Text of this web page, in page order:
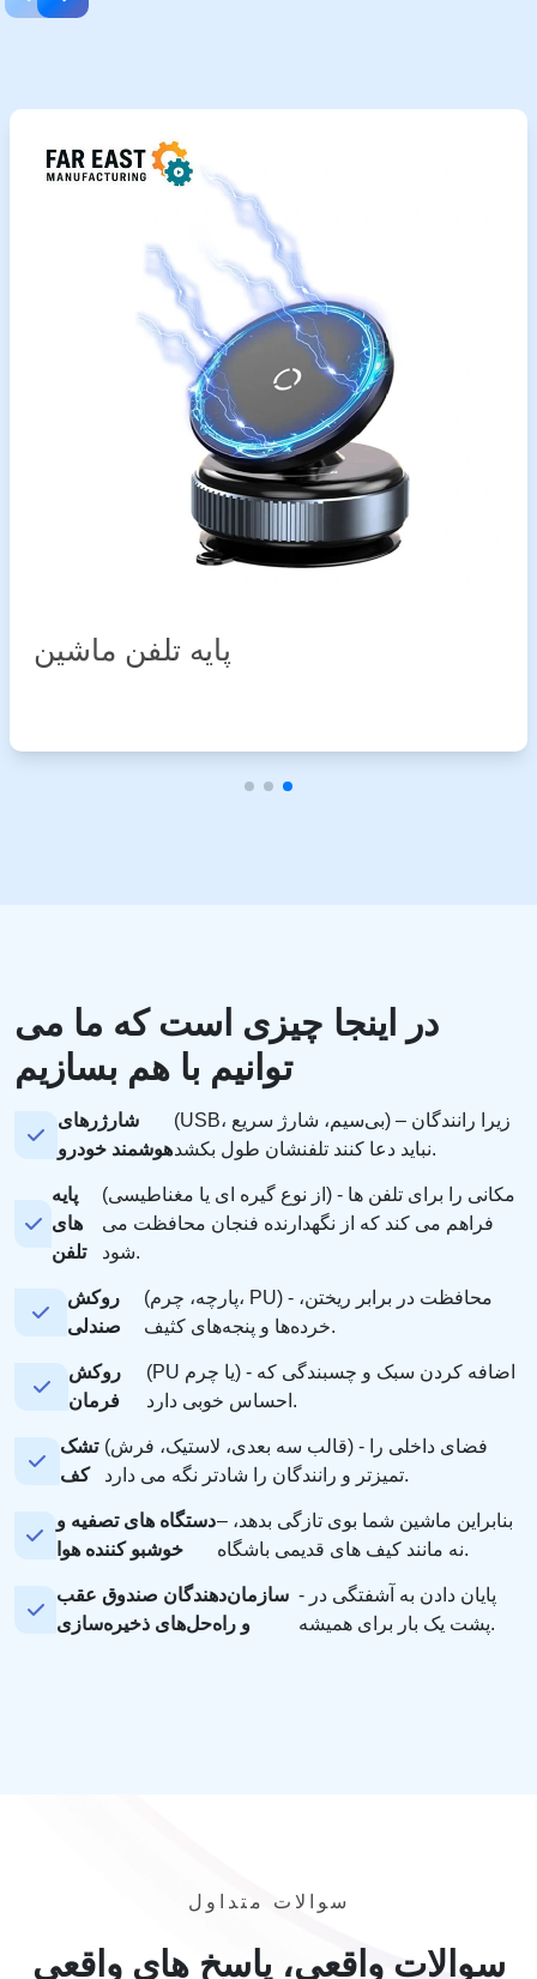
پایه تلفن ماشین
در اینجا چیزی است که ما می
توانیم با هم بسازیم
شارژرهای
هوشمند خودرو
(USB، بی‌سیم، شارژ سریع) – زیرا رانندگان
نباید دعا کنند تلفنشان طول بکشد.
پایه
های
تلفن
(از نوع گیره ای یا مغناطیسی) - مکانی را برای تلفن ها
فراهم می کند که از نگهدارنده فنجان محافظت می
شود.
روکش
صندلی
(پارچه، چرم، PU) - محافظت در برابر ریختن،
خرده‌ها و پنجه‌های کثیف.
روکش
فرمان
(PU یا چرم) - اضافه کردن سبک و چسبندگی که
احساس خوبی دارد.
تشک
کف
(قالب سه بعدی، لاستیک، فرش) - فضای داخلی را
تمیزتر و رانندگان را شادتر نگه می دارد.
دستگاه های تصفیه و
خوشبو کننده هوا
– بنابراین ماشین شما بوی تازگی بدهد،
نه مانند کیف های قدیمی باشگاه.
سازمان‌دهندگان صندوق عقب
و راه‌حل‌های ذخیره‌سازی
- پایان دادن به آشفتگی در
پشت یک بار برای همیشه.
سوالات متداول
سوالات واقعی، پاسخ های واقعی